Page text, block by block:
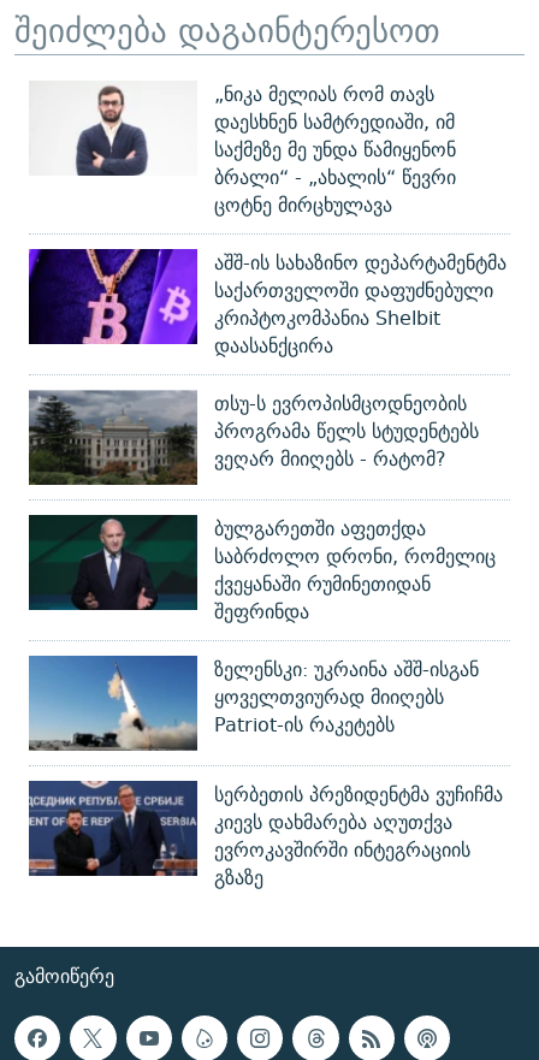
შეიძლება დაგაინტერესოთ
„ნიკა მელიას რომ თავს
დაესხნენ სამტრედიაში, იმ
საქმეზე მე უნდა წამიყენონ
ბრალი“ - „ახალის“ წევრი
ცოტნე მირცხულავა
აშშ-ის სახაზინო დეპარტამენტმა
საქართველოში დაფუძნებული
კრიპტოკომპანია Shelbit
დაასანქცირა
თსუ-ს ევროპისმცოდნეობის
პროგრამა წელს სტუდენტებს
ვეღარ მიიღებს - რატომ?
ბულგარეთში აფეთქდა
საბრძოლო დრონი, რომელიც
ქვეყანაში რუმინეთიდან
შეფრინდა
ზელენსკი: უკრაინა აშშ-ისგან
ყოველთვიურად მიიღებს
Patriot-ის რაკეტებს
სერბეთის პრეზიდენტმა ვუჩიჩმა
კიევს დახმარება აღუთქვა
ევროკავშირში ინტეგრაციის
გზაზე
ᲒᲐᲛᲝᲘᲬᲔᲠᲔ